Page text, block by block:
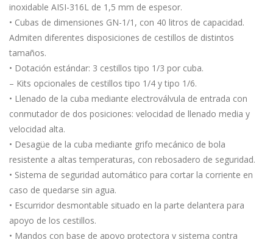
inoxidable AISI-316L de 1,5 mm de espesor.
• Cubas de dimensiones GN-1/1, con 40 litros de capacidad.
Admiten diferentes disposiciones de cestillos de distintos
tamaños.
• Dotación estándar: 3 cestillos tipo 1/3 por cuba.
– Kits opcionales de cestillos tipo 1/4 y tipo 1/6.
• Llenado de la cuba mediante electroválvula de entrada con
conmutador de dos posiciones: velocidad de llenado media y
velocidad alta.
• Desagüe de la cuba mediante grifo mecánico de bola
resistente a altas temperaturas, con rebosadero de seguridad.
• Sistema de seguridad automático para cortar la corriente en
caso de quedarse sin agua.
• Escurridor desmontable situado en la parte delantera para
apoyo de los cestillos.
• Mandos con base de apoyo protectora y sistema contra